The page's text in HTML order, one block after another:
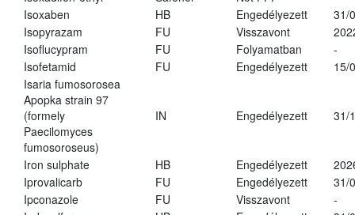
Isoxaben
HB Engedélyezett
31/
Isopyrazam
FU Visszavont
Isoflucypram
FU Folyamatban
-
Isofetamid
FU Engedélyezett
15/
Isaria fumosorosea
Apopka strain 97
(formely
Paecilomyces
fumosoroseus)
IN Engedélyezett 31/
Iron sulphate HB Engedélyezett
Iprovalicarb
FU Engedélyezett
31/
Ipconazole
FU Visszavont
-